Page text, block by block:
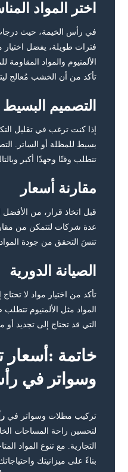
اختر المواد
في رأس الخيمة، حيث
فترات طويلة، يفضل اختيار
الألمنيوم والمواد المقاومة
تأكد من أن الخشب مُعالج
التصميم
إذا كنت ترغب في تقليل
بسيط للمظلة أو الساتر.
تتطلب وقتًا وجهدًا أكبر
مقارنة أسعار
قبل اتخاذ قرار، من
عدة شركات لتتمكن من
تنسَ التحقق من جودة المواد
الصيانة الدورية
تأكد من اختيار مواد لا
المواد مثل الألمنيوم
التي قد تحتاج إلى تجديد أو
خاتمة
وسواتر في
تركيب مظلات وسواتر في
لتحسين راحة المساحات
التجارية. مع تنوع المواد
بناءً على ميزانيتك